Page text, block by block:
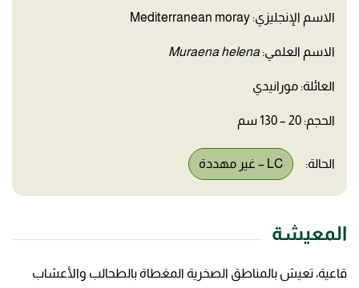
الاسم الإنجليزي: Mediterranean moray
الاسم العلمي: Muraena helena
العائلة: مورانيدي
الحجم: 20 – 130 سم
الحالة: LC – غير مهددة
المعيشة
قاعية، تعيش بالمناطق الصخرية المغطاة بالطحالب والأعشاب